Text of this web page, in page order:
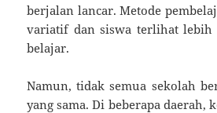
berjalan lancar. Metode
variatif dan siswa terlihat lebih
belajar.
Namun, tidak semua sekolah
yang sama. Di beberapa daerah,